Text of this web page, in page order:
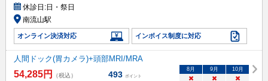
休診日:日・祭日
南流山駅
オンライン決済対応 インボイス制度に対応
人間ドック(胃カメラ)+頭部MRI/MRA
54,285円 （税込） 493 ポイント
8 月 9 月 10月
× × ×